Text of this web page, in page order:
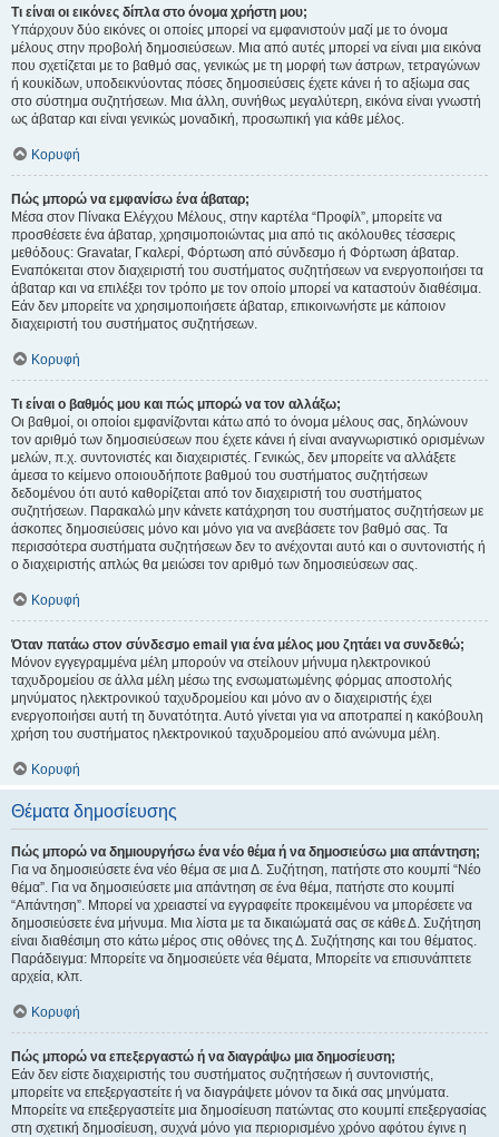
Τι είναι οι εικόνες δίπλα στο όνομα χρήστη μου;
Υπάρχουν δύο εικόνες οι οποίες μπορεί να εμφανιστούν μαζί με το όνομα
μέλους στην προβολή δημοσιεύσεων. Μια από αυτές μπορεί να είναι μια εικόνα
που σχετίζεται με το βαθμό σας, γενικώς με τη μορφή των άστρων, τετραγώνων
ή κουκίδων, υποδεικνύοντας πόσες δημοσιεύσεις έχετε κάνει ή το αξίωμα σας
στο σύστημα συζητήσεων. Μια άλλη, συνήθως μεγαλύτερη, εικόνα είναι γνωστή
ως άβαταρ και είναι γενικώς μοναδική, προσωπική για κάθε μέλος.
Κορυφή
Πώς μπορώ να εμφανίσω ένα άβαταρ;
Μέσα στον Πίνακα Ελέγχου Μέλους, στην καρτέλα “Προφίλ”, μπορείτε να
προσθέσετε ένα άβαταρ, χρησιμοποιώντας μια από τις ακόλουθες τέσσερις
μεθόδους: Gravatar, Γκαλερί, Φόρτωση από σύνδεσμο ή Φόρτωση άβαταρ.
Εναπόκειται στον διαχειριστή του συστήματος συζητήσεων να ενεργοποιήσει τα
άβαταρ και να επιλέξει τον τρόπο με τον οποίο μπορεί να καταστούν διαθέσιμα.
Εάν δεν μπορείτε να χρησιμοποιήσετε άβαταρ, επικοινωνήστε με κάποιον
διαχειριστή του συστήματος συζητήσεων.
Κορυφή
Τι είναι ο βαθμός μου και πώς μπορώ να τον αλλάξω;
Οι βαθμοί, οι οποίοι εμφανίζονται κάτω από το όνομα μέλους σας, δηλώνουν
τον αριθμό των δημοσιεύσεων που έχετε κάνει ή είναι αναγνωριστικό ορισμένων
μελών, π.χ. συντονιστές και διαχειριστές. Γενικώς, δεν μπορείτε να αλλάξετε
άμεσα το κείμενο οποιουδήποτε βαθμού του συστήματος συζητήσεων
δεδομένου ότι αυτό καθορίζεται από τον διαχειριστή του συστήματος
συζητήσεων. Παρακαλώ μην κάνετε κατάχρηση του συστήματος συζητήσεων με
άσκοπες δημοσιεύσεις μόνο και μόνο για να ανεβάσετε τον βαθμό σας. Τα
περισσότερα συστήματα συζητήσεων δεν το ανέχονται αυτό και ο συντονιστής ή
ο διαχειριστής απλώς θα μειώσει τον αριθμό των δημοσιεύσεων σας.
Κορυφή
Όταν πατάω στον σύνδεσμο email για ένα μέλος μου ζητάει να συνδεθώ;
Μόνον εγγεγραμμένα μέλη μπορούν να στείλουν μήνυμα ηλεκτρονικού
ταχυδρομείου σε άλλα μέλη μέσω της ενσωματωμένης φόρμας αποστολής
μηνύματος ηλεκτρονικού ταχυδρομείου και μόνο αν ο διαχειριστής έχει
ενεργοποιήσει αυτή τη δυνατότητα. Αυτό γίνεται για να αποτραπεί η κακόβουλη
χρήση του συστήματος ηλεκτρονικού ταχυδρομείου από ανώνυμα μέλη.
Κορυφή
Θέματα δημοσίευσης
Πώς μπορώ να δημιουργήσω ένα νέο θέμα ή να δημοσιεύσω μια απάντηση;
Για να δημοσιεύσετε ένα νέο θέμα σε μια Δ. Συζήτηση, πατήστε στο κουμπί “Νέο
θέμα”. Για να δημοσιεύσετε μια απάντηση σε ένα θέμα, πατήστε στο κουμπί
“Απάντηση”. Μπορεί να χρειαστεί να εγγραφείτε προκειμένου να μπορέσετε να
δημοσιεύσετε ένα μήνυμα. Μια λίστα με τα δικαιώματά σας σε κάθε Δ. Συζήτηση
είναι διαθέσιμη στο κάτω μέρος στις οθόνες της Δ. Συζήτησης και του θέματος.
Παράδειγμα: Μπορείτε να δημοσιεύετε νέα θέματα, Μπορείτε να επισυνάπτετε
αρχεία, κλπ.
Κορυφή
Πώς μπορώ να επεξεργαστώ ή να διαγράψω μια δημοσίευση;
Εάν δεν είστε διαχειριστής του συστήματος συζητήσεων ή συντονιστής,
μπορείτε να επεξεργαστείτε ή να διαγράψετε μόνον τα δικά σας μηνύματα.
Μπορείτε να επεξεργαστείτε μια δημοσίευση πατώντας στο κουμπί επεξεργασίας
στη σχετική δημοσίευση, συχνά μόνο για περιορισμένο χρόνο αφότου έγινε η